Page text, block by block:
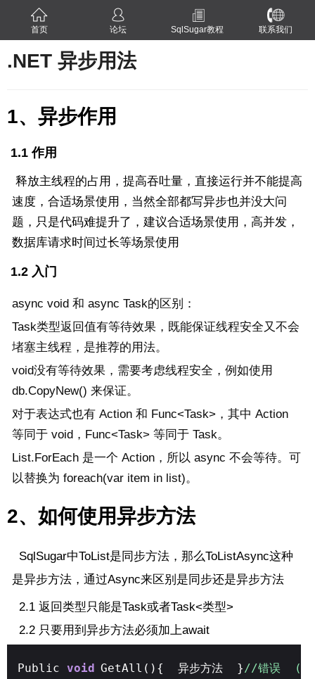
首页 论坛 SqlSugar教程 联系我们
.NET 异步用法
1、异步作用
1.1 作用
释放主线程的占用，提高吞吐量，直接运行并不能提高
速度，合适场景使用，当然全部都写异步也并没大问
题，只是代码难提升了，建议合适场景使用，高并发，
数据库请求时间过长等场景使用
1.2 入门
async void 和 async Task的区别：
Task类型返回值有等待效果，既能保证线程安全又不会
堵塞主线程，是推荐的用法。
void没有等待效果，需要考虑线程安全，例如使用
db.CopyNew() 来保证。
对于表达式也有 Action 和 Func<Task>，其中 Action
等同于 void，Func<Task> 等同于 Task。
List.ForEach 是一个 Action，所以 async 不会等待。可
以替换为 foreach(var item in list)。
2、如何使用异步方法
SqlSugar中ToList是同步方法，那么ToListAsync这种
是异步方法，通过Async来区别是同步还是异步方法
2.1 返回类型只能是Task或者Task<类型>
2.2 只要用到异步方法必须加上await
Public void GetAll(){ 异步方法 } //错误 (方